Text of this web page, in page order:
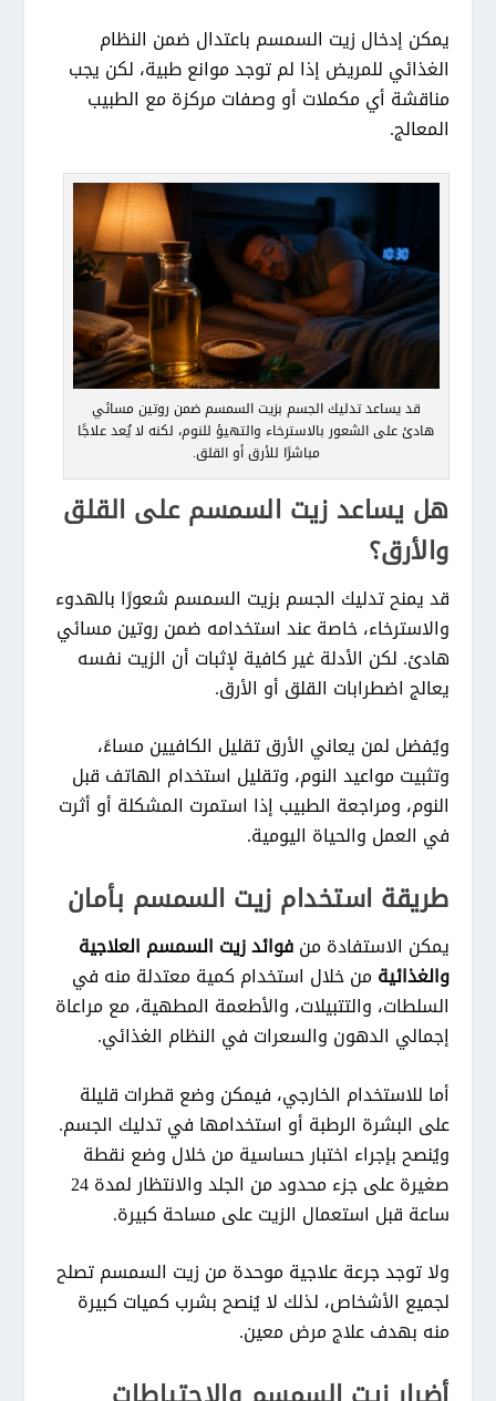
يمكن إدخال زيت السمسم باعتدال ضمن النظام
الغذائي للمريض إذا لم توجد موانع طبية، لكن يجب
مناقشة أي مكملات أو وصفات مركزة مع الطبيب
المعالج.
قد يساعد تدليك الجسم بزيت السمسم ضمن روتين مسائي
هادئ على الشعور بالاسترخاء والتهيؤ للنوم، لكنه لا يُعد علاجًا
مباشرًا للأرق أو القلق.
هل يساعد زيت السمسم على القلق
والأرق؟
قد يمنح تدليك الجسم بزيت السمسم شعورًا بالهدوء
والاسترخاء، خاصة عند استخدامه ضمن روتين مسائي
هادئ. لكن الأدلة غير كافية لإثبات أن الزيت نفسه
يعالج اضطرابات القلق أو الأرق.
ويُفضل لمن يعاني الأرق تقليل الكافيين مساءً،
وتثبيت مواعيد النوم، وتقليل استخدام الهاتف قبل
النوم، ومراجعة الطبيب إذا استمرت المشكلة أو أثرت
في العمل والحياة اليومية.
طريقة استخدام زيت السمسم بأمان
يمكن الاستفادة منفوائد زيت السمسم العلاجية
والغذائيةمن خلال استخدام كمية معتدلة منه في
السلطات، والتتبيلات، والأطعمة المطهية، مع مراعاة
إجمالي الدهون والسعرات في النظام الغذائي.
أما للاستخدام الخارجي، فيمكن وضع قطرات قليلة
على البشرة الرطبة أو استخدامها في تدليك الجسم.
ويُنصح بإجراء اختبار حساسية من خلال وضع نقطة
صغيرة على جزء محدود من الجلد والانتظار لمدة 24
ساعة قبل استعمال الزيت على مساحة كبيرة.
ولا توجد جرعة علاجية موحدة من زيت السمسم تصلح
لجميع الأشخاص، لذلك لا يُنصح بشرب كميات كبيرة
منه بهدف علاج مرض معين.